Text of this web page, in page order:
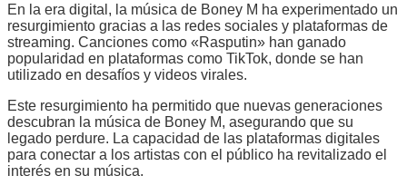
En la era digital, la música de Boney M ha experimentado un
resurgimiento gracias a las redes sociales y plataformas de
streaming. Canciones como «Rasputin» han ganado
popularidad en plataformas como TikTok, donde se han
utilizado en desafíos y videos virales.
Este resurgimiento ha permitido que nuevas generaciones
descubran la música de Boney M, asegurando que su
legado perdure. La capacidad de las plataformas digitales
para conectar a los artistas con el público ha revitalizado el
interés en su música.